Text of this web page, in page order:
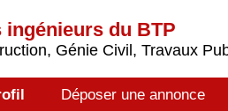
ingénieurs du BTP
Génie Civil, Travaux
Déposer une annonce